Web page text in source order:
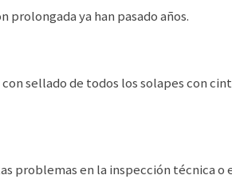
ya han pasado años.
sellado de todos los solapes con
problemas en la inspección técnica o